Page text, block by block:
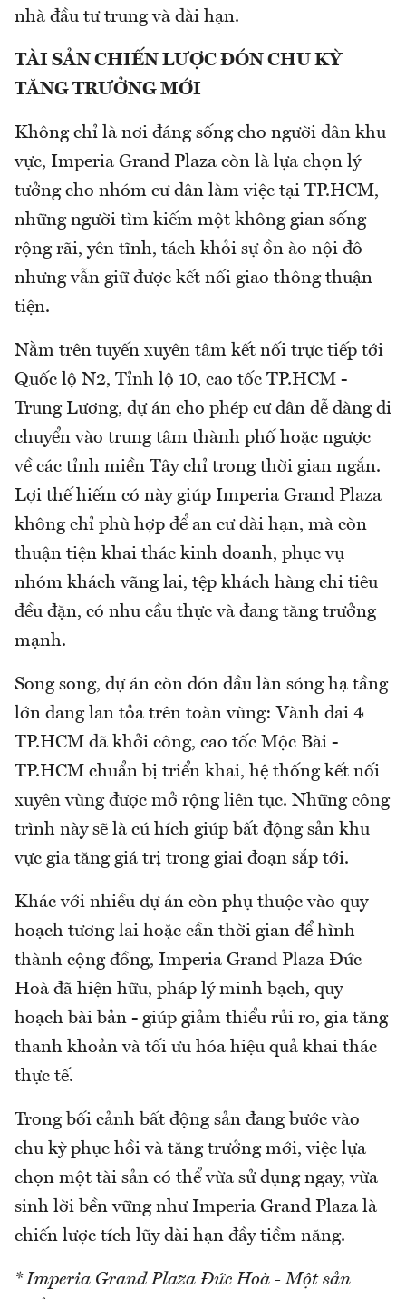
nhà đầu tư trung và dài hạn.
TÀI SẢN CHIẾN LƯỢC ĐÓN CHU KỲ
TĂNG TRƯỞNG MỚI
Không chỉ là nơi đáng sống cho người dân khu
vực, Imperia Grand Plaza còn là lựa chọn lý
tưởng cho nhóm cư dân làm việc tại TP.HCM,
những người tìm kiếm một không gian sống
rộng rãi, yên tĩnh, tách khỏi sự ồn ào nội đô
nhưng vẫn giữ được kết nối giao thông thuận
tiện.
Nằm trên tuyến xuyên tâm kết nối trực tiếp tới
Quốc lộ N2, Tỉnh lộ 10, cao tốc TP.HCM -
Trung Lương, dự án cho phép cư dân dễ dàng di
chuyển vào trung tâm thành phố hoặc ngược
về các tỉnh miền Tây chỉ trong thời gian ngắn.
Lợi thế hiếm có này giúp Imperia Grand Plaza
không chỉ phù hợp để an cư dài hạn, mà còn
thuận tiện khai thác kinh doanh, phục vụ
nhóm khách vãng lai, tệp khách hàng chi tiêu
đều đặn, có nhu cầu thực và đang tăng trưởng
mạnh.
Song song, dự án còn đón đầu làn sóng hạ tầng
lớn đang lan tỏa trên toàn vùng: Vành đai 4
TP.HCM đã khởi công, cao tốc Mộc Bài -
TP.HCM chuẩn bị triển khai, hệ thống kết nối
xuyên vùng được mở rộng liên tục. Những công
trình này sẽ là cú hích giúp bất động sản khu
vực gia tăng giá trị trong giai đoạn sắp tới.
Khác với nhiều dự án còn phụ thuộc vào quy
hoạch tương lai hoặc cần thời gian để hình
thành cộng đồng, Imperia Grand Plaza Đức
Hoà đã hiện hữu, pháp lý minh bạch, quy
hoạch bài bản - giúp giảm thiểu rủi ro, gia tăng
thanh khoản và tối ưu hóa hiệu quả khai thác
thực tế.
Trong bối cảnh bất động sản đang bước vào
chu kỳ phục hồi và tăng trưởng mới, việc lựa
chọn một tài sản có thể vừa sử dụng ngay, vừa
sinh lời bền vững như Imperia Grand Plaza là
chiến lược tích lũy dài hạn đầy tiềm năng.
* Imperia Grand Plaza Đức Hoà - Một sản